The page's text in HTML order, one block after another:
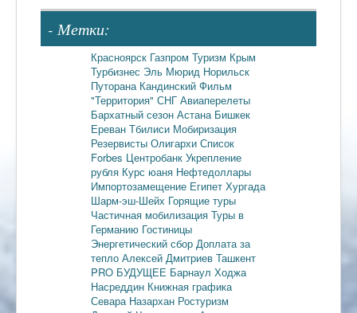
- Метки:
Красноярск Газпром Туризм Крым
Турбизнес Эль Мюрид Норильск
Путорана Кандинский Фильм
"Территория" СНГ Авиаперелеты
Бархатный сезон Астана Бишкек
Ереван Тбилиси Мобиризация
Резервисты Олигархи Список
Forbes Центробанк Укрепление
рубля Курс юаня Нефтедоллары
Импортозамещение Египет Хургада
Шарм-эш-Шейх Горящие туры
Частичная мобилизация Туры в
Германию Гостиницы
Энергетический сбор Доплата за
тепло Алексей Дмитриев Ташкент
PRO БУДУЩЕЕ Барнаул Ходжа
Насреддин Книжная графика
Севара Назархан Ростуризм